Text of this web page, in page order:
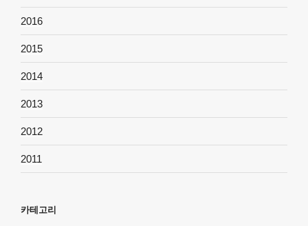
2016
2015
2014
2013
2012
2011
카테고리